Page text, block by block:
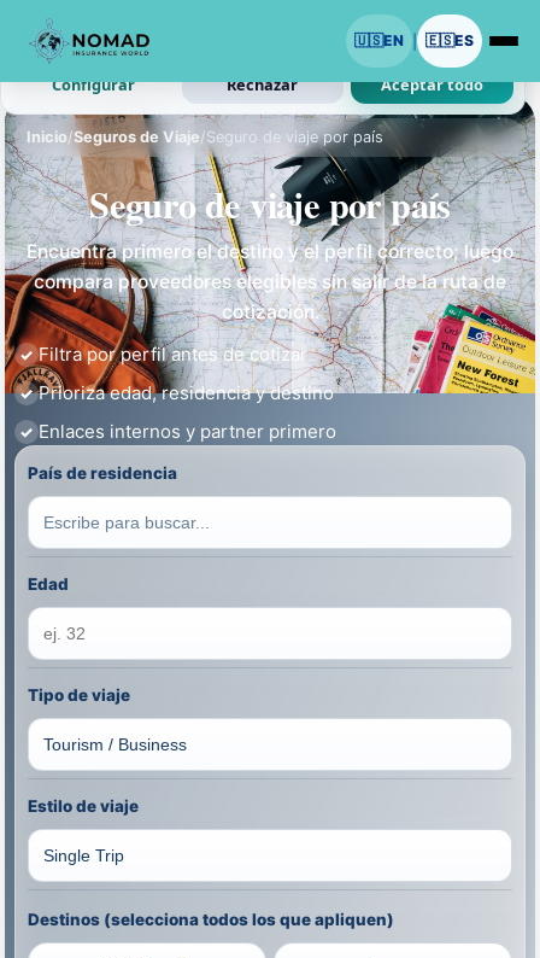
🇺🇸EN 🇪🇸ES
Inicio/Seguros de Viaje/Seguro de viaje por país
Seguro de viaje por país
Encuentra primero el destino y el perfil correcto; luego
compara proveedores elegibles sin salir de la ruta de
cotización.
Filtra por perfil antes de cotizar
Prioriza edad, residencia y destino
Enlaces internos y partner primero
País de residencia
Edad
Tipo de viaje
Estilo de viaje
Destinos (selecciona todos los que apliquen)
Usamos cookies con tu permiso.
Analitica y anuncios son opcionales. Las necesarias siguen activas.
Configurar Rechazar Aceptar todo